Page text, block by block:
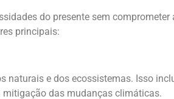
do presente sem
principais:
naturais e dos ecossistemas. Isso
mitigação das mudanças climáticas.